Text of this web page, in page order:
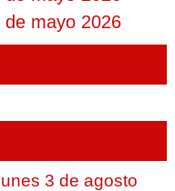
mayo 2026
3 de agosto